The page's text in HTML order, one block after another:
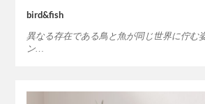
bird&fish
異なる存在である鳥と魚が同じ世界に佇む
ン…